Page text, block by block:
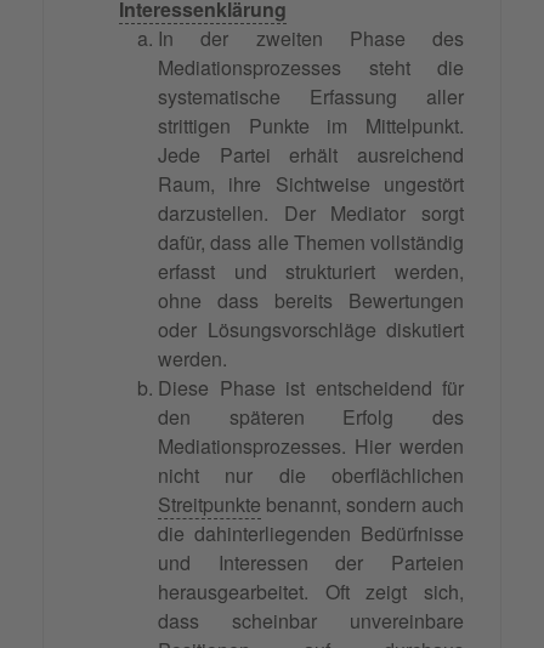
Interessenklärung
In der zweiten Phase des
Mediationsprozesses steht die
systematische Erfassung aller
strittigen Punkte im Mittelpunkt.
Jede Partei erhält ausreichend
Raum, ihre Sichtweise ungestört
darzustellen. Der Mediator sorgt
dafür, dass alle Themen vollständig
erfasst und strukturiert werden,
ohne dass bereits Bewertungen
oder Lösungsvorschläge diskutiert
werden.
Diese Phase ist entscheidend für
den späteren Erfolg des
Mediationsprozesses. Hier werden
nicht nur die oberflächlichen
Streitpunkte benannt, sondern auch
die dahinterliegenden Bedürfnisse
und Interessen der Parteien
herausgearbeitet. Oft zeigt sich,
dass scheinbar unvereinbare